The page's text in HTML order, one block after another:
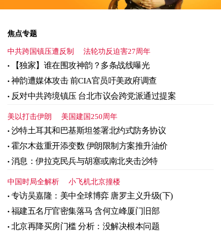
焦点专题
中共跨国镇压遭反制 法轮功反迫害27周年
【独家】谁在围攻神韵？多条战线曝光
神韵遭媒体攻击 前CIA官员吁美政府调查
反对中共跨境镇压 台北市议会跨党派通过提案
美以打击伊朗 美国建国250周年
沙特土耳其和巴基斯坦签署北约式防务协议
霍尔木兹重开添变数 伊朗限制方案推升油价
消息：伊拉克民兵与胡塞或南北夹击沙特
中国时局全解析 小飞机北京撞楼
专访吴嘉隆：美中全球博弈 唐罗主义升级(下)
福建五名厅官密集落马 含何立峰厦门旧部
北京再降买房门槛 分析：没解决根本问题